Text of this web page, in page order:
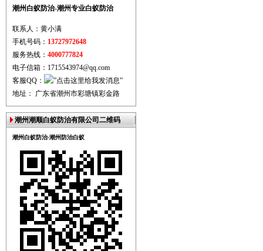
潮州白蚁防治-潮州专业白蚁防治
联系人：黄小满
手机号码： 13727972648
服务热线： 4000777824
电子信箱：1715543974@qq.com
客服QQ：
地址： 广东省潮州市彩塘镇彩金路
潮州潮顺白蚁防治有限公司二维码
潮州白蚁防治-潮州防治白蚁